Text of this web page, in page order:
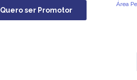
Quero ser Promotor
Área